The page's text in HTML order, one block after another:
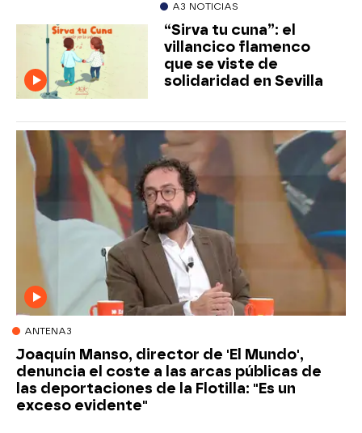
A3 NOTICIAS
“Sirva tu cuna”: el
villancico flamenco
que se viste de
solidaridad en Sevilla
ANTENA3
Joaquín Manso, director de 'El Mundo',
denuncia el coste a las arcas públicas de
las deportaciones de la Flotilla: "Es un
exceso evidente"